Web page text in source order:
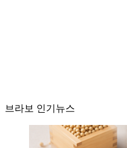
브라보 인기뉴스